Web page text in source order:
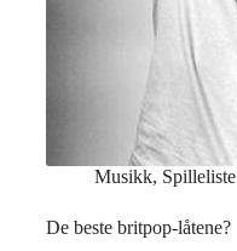
Musikk, Spilleliste
De beste britpop-låtene?